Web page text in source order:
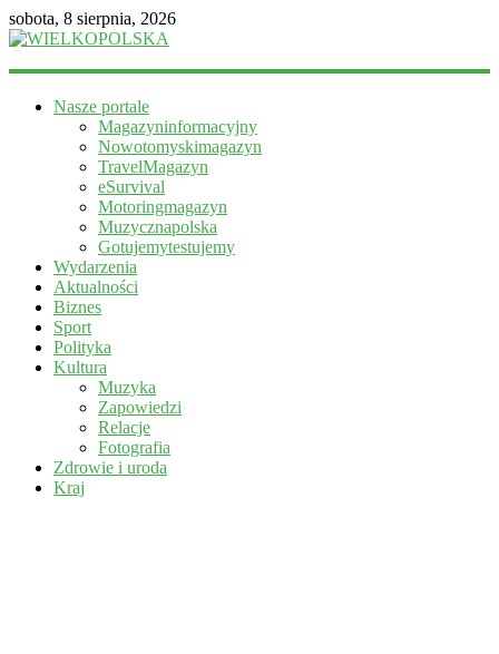
sobota, 8 sierpnia, 2026
WIELKOPOLSKA
informacyjny
Nasze portale
Magazyninformacyjny
Nowotomyskimagazyn
TravelMagazyn
eSurvival
Motoringmagazyn
Muzycznapolska
Gotujemytestujemy
Wydarzenia
Aktualności
Biznes
Sport
Polityka
Kultura
Muzyka
Zapowiedzi
Relacje
Fotografia
Zdrowie i uroda
Kraj